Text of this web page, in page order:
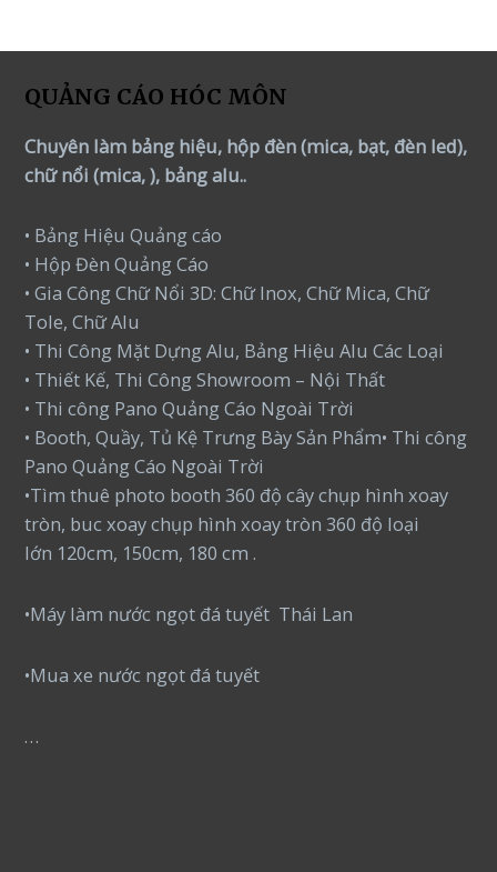
QUẢNG CÁO HÓC MÔN
Chuyên làm bảng hiệu, hộp đèn (mica, bạt, đèn led),
chữ nổi (mica, ), bảng alu..
• Bảng Hiệu Quảng cáo
• Hộp Đèn Quảng Cáo
• Gia Công Chữ Nổi 3D: Chữ Inox, Chữ Mica, Chữ
Tole, Chữ Alu
• Thi Công Mặt Dựng Alu, Bảng Hiệu Alu Các Loại
• Thiết Kế, Thi Công Showroom – Nội Thất
• Thi công Pano Quảng Cáo Ngoài Trời
• Booth, Quầy, Tủ Kệ Trưng Bày Sản Phẩm• Thi công
Pano Quảng Cáo Ngoài Trời
•Tìm thuê photo booth 360 độ cây chụp hình xoay
tròn, buc xoay chụp hình xoay tròn 360 độ loại
lớn 120cm, 150cm, 180 cm .
•Máy làm nước ngọt đá tuyết Thái Lan
•Mua xe nước ngọt đá tuyết
…